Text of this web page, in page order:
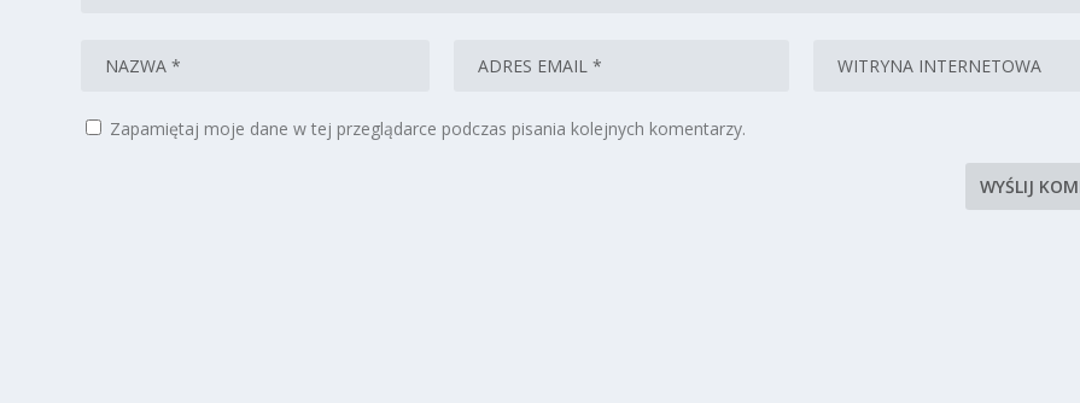
Zapamiętaj moje dane w tej przeglądarce podczas pisania kolejnych komentarzy.